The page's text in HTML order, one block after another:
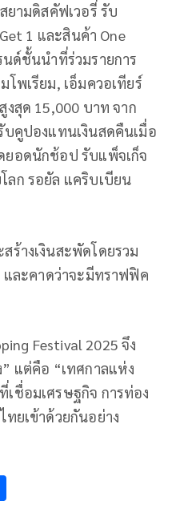
ยามดิสคัฟเวอรี่ รับ
1 และสินค้า One
ด์ชั้นนำที่ร่วมรายการ
พเรียม, เอ็มควอเทียร์
งสุด 15,000 บาท จาก
บคูปองแทนเงินสดคืนเมื่อ
ยอดนักช้อป รับแพ็จเก็จ
ลก รอยัล แคริบเบียน
ร้างเงินสะพัดโดยรวม
และคาดว่าจะมีทราฟฟิค
Festival 2025 จึง
แต่คือ “เทศกาลแห่ง
ชื่อมเศรษฐกิจ การท่อง
ทยเข้าด้วยกันอย่าง